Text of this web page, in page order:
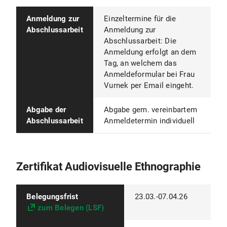
Anmeldung zur
Abschlussarbeit
Einzeltermine für die
Anmeldung zur
Abschlussarbeit: Die
Anmeldung erfolgt an dem
Tag, an welchem das
Anmeldeformular bei Frau
Vurnek per Email eingeht.
Abgabe der
Abschlussarbeit
Abgabe gem. vereinbartem
Anmeldetermin individuell
Zertifikat Audiovisuelle Ethnographie
Belegungsfrist
zum Belegen (LSF)
23.03.-07.04.26